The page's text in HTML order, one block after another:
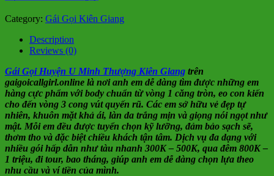
Category: Gái Gọi Kiên Giang
Description
Reviews (0)
Gái Gọi Huyện U Minh Thượng Kiên Giang trên
gaigoicallgirl.online là nơi anh em dễ dàng tìm được những em
hàng cực phẩm với body chuẩn từ vòng 1 căng tròn, eo con kiến
cho đến vòng 3 cong vút quyến rũ. Các em sở hữu vẻ đẹp tự
nhiên, khuôn mặt khả ái, làn da trắng mịn và giọng nói ngọt như
mật. Mỗi em đều được tuyển chọn kỹ lưỡng, đảm bảo sạch sẽ,
thơm tho và đặc biệt chiều khách tận tâm. Dịch vụ đa dạng với
nhiều gói hấp dẫn như tàu nhanh 300K – 500K, qua đêm 800K –
1 triệu, đi tour, bao tháng, giúp anh em dễ dàng chọn lựa theo
nhu cầu và ví tiền của mình.